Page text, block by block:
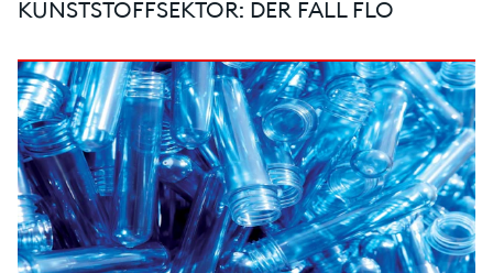
KUNSTSTOFFSEKTOR: DER FALL FLO